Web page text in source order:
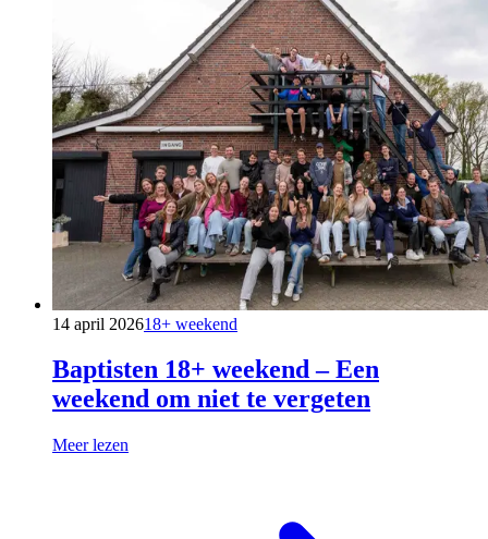
14 april 202618+ weekend
Baptisten 18+ weekend – Een
weekend om niet te vergeten
Meer lezen